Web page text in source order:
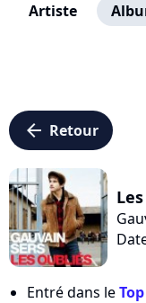
Artiste
arrow_left Retour
Entré dans le